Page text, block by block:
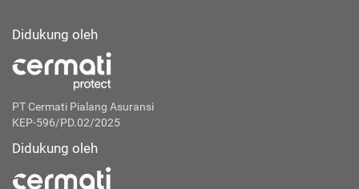
Didukung oleh
PT Cermati Pialang Asuransi
KEP-596/PD.02/2025
Didukung oleh